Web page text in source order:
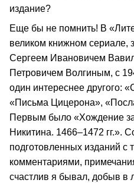
издание?
Еще бы не помнить! В
великом книжном сериале,
Сергеем Ивановичем
Петровичем Волгиным, с
один интереснее другого:
«Письма Цицерона»,
Первым было «Хождение
Никитина. 1466–1472 гг.».
подготовленных изданий с
комментариями,
счастлив я бывал, добыв в